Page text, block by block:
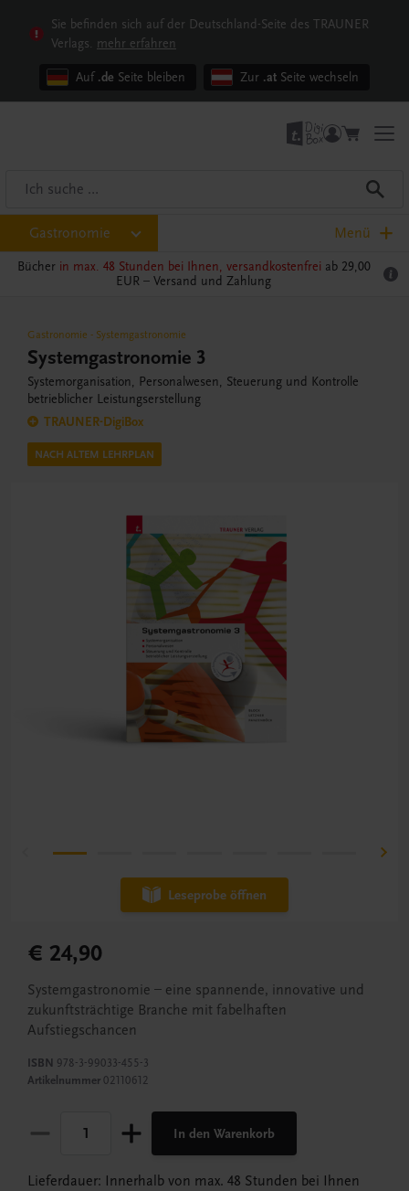
Sie befinden sich auf der Deutschland-Seite des TRAUNER
Verlags. mehr erfahren
Auf .de Seite bleiben Zur .at Seite wechseln
Gastronomie Menü
Bücher in max. 48 Stunden bei Ihnen, versandkostenfrei ab 29,00
EUR – Versand und Zahlung
Gastronomie - Systemgastronomie
Systemgastronomie 3
Systemorganisation, Personalwesen, Steuerung und Kontrolle
betrieblicher Leistungserstellung
TRAUNER-DigiBox
NACH ALTEM LEHRPLAN
Leseprobe öffnen
€ 24,90
Systemgastronomie – eine spannende, innovative und
zukunftsträchtige Branche mit fabelhaften
Aufstiegschancen
ISBN 978-3-99033-455-3
Artikelnummer 02110612
In den Warenkorb
Lieferdauer: Innerhalb von max. 48 Stunden bei Ihnen